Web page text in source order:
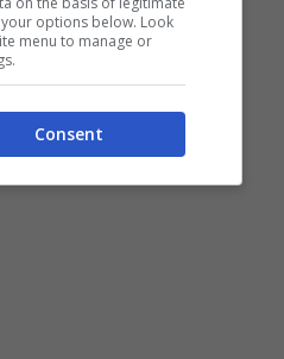
options below. Look
menu to manage or
Consent